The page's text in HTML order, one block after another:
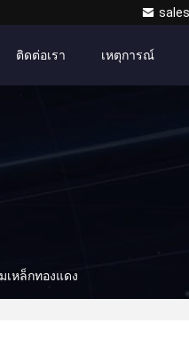
ติดต่อเรา เหตุการณ์
เหล็กทองแดง